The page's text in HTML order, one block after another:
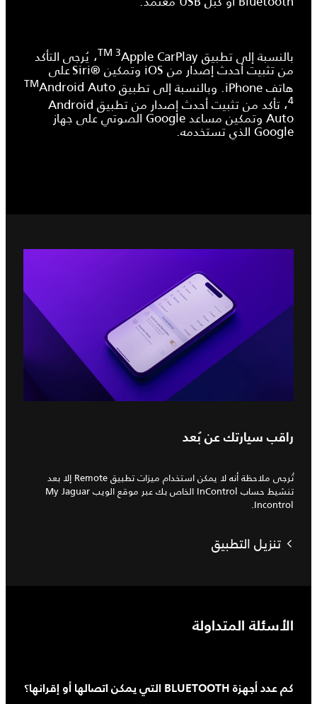
بالنسبة إلى تطبيق Apple CarPlay
TM 3، يُرجى التأكد
من تثبيت أحدث إصدار من iOS وتمكين Siri®‎ على
هاتف iPhone. وبالنسبة إلى تطبيق
Android Auto
TM
4
، تأكد من تثبيت أحدث إصدار من تطبيق Android
Auto وتمكين مساعد Google الصوتي على جهاز
Google الذي تستخدمه.
راقب سيارتك عن بُعد
تُرجى ملاحظة أنه لا يمكن استخدام ميزات تطبيق Remote إلا بعد
تنشيط حساب InControl الخاص بك عبر موقع الويب My Jaguar
Incontrol.
تنزيل التطبيق
الأسئلة المتداولة
كم عدد أجهزة BLUETOOTH التي يمكن اتصالها أو إقرانها؟